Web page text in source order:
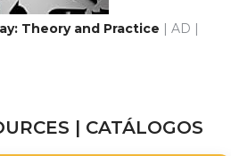
Theory and Practice | AD |
| CATÁLOGOS